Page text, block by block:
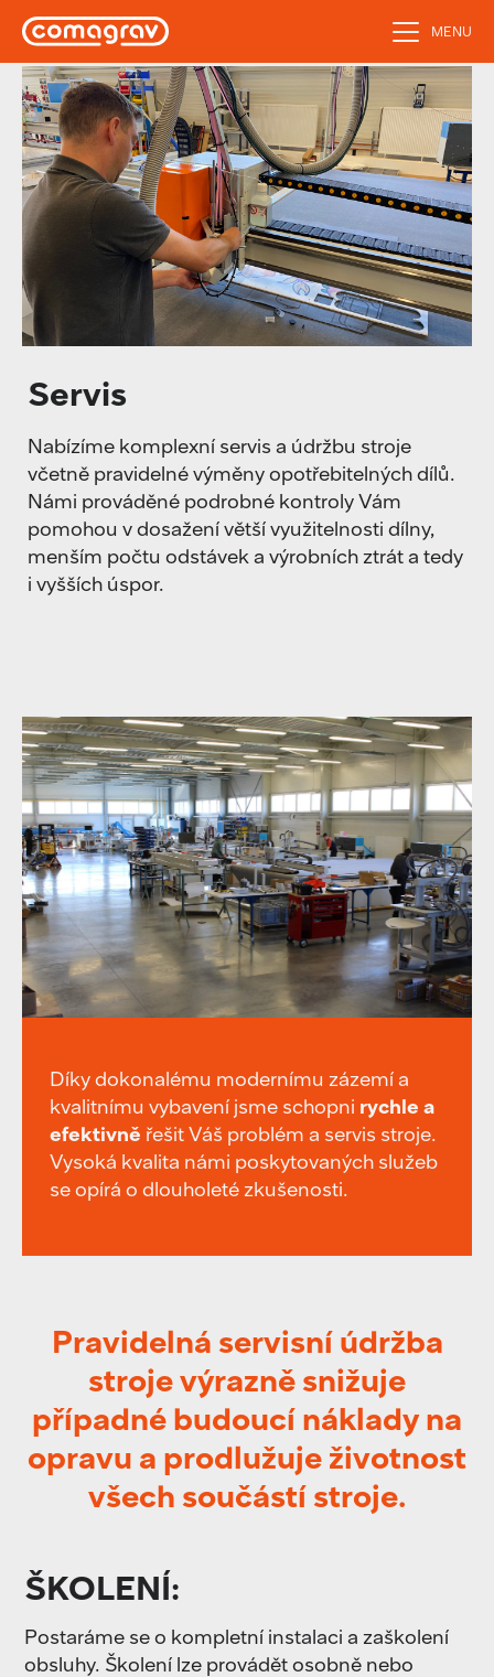
MENU
Servis
Nabízíme komplexní servis a údržbu stroje
včetně pravidelné výměny opotřebitelných dílů.
Námi prováděné podrobné kontroly Vám
pomohou v dosažení větší využitelnosti dílny,
menším počtu odstávek a výrobních ztrát a tedy
i vyšších úspor.
Díky dokonalému modernímu zázemí a
kvalitnímu vybavení jsme schopni rychle a
efektivně řešit Váš problém a servis stroje.
Vysoká kvalita námi poskytovaných služeb
se opírá o dlouholeté zkušenosti.
Pravidelná servisní údržba
stroje výrazně snižuje
případné budoucí náklady na
opravu a prodlužuje životnost
všech součástí stroje.
ŠKOLENÍ:
Postaráme se o kompletní instalaci a zaškolení
obsluhy. Školení lze provádět osobně nebo